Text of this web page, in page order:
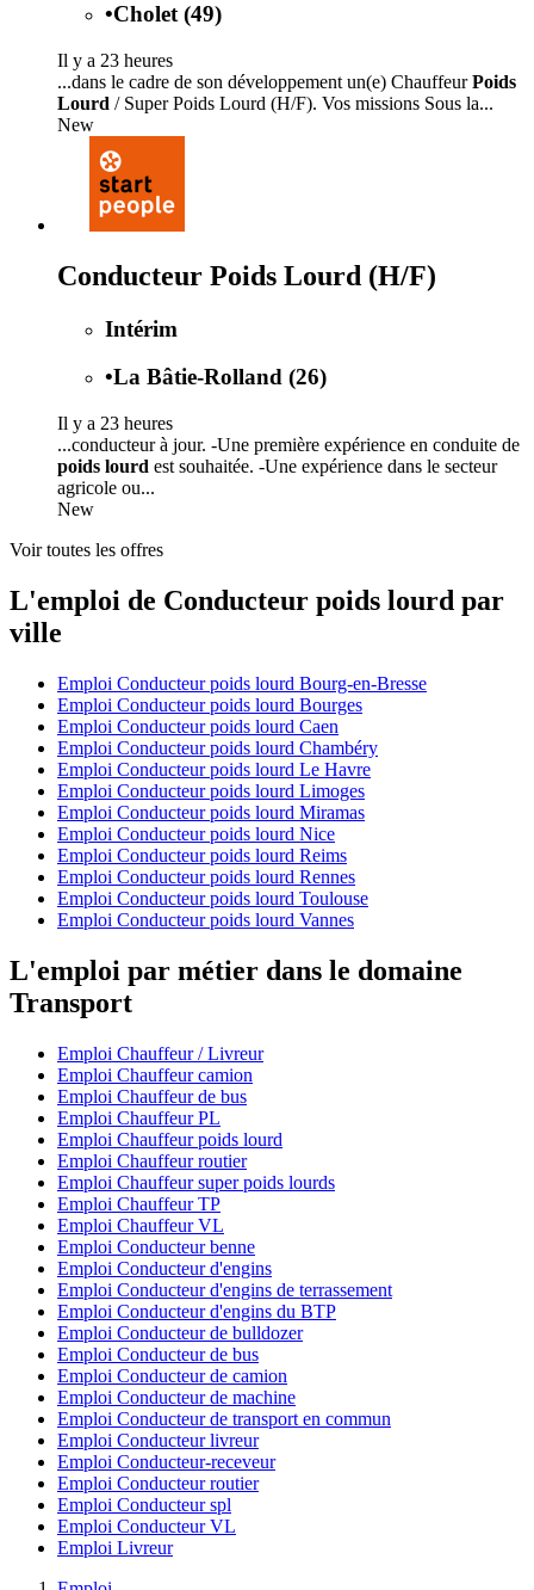
•Cholet (49)
Il y a 23 heures
...dans le cadre de son développement un(e) ChauffeurPoids
Lourd / Super Poids Lourd (H/F). Vos missions Sous la...
New
Conducteur Poids Lourd (H/F)
Intérim
•La Bâtie-Rolland (26)
Il y a 23 heures
...conducteur à jour. -Une première expérience en conduite de
poids lourd est souhaitée. -Une expérience dans le secteur
agricole ou...
New
Voir toutes les offres
L'emploi de Conducteur poids lourd par
ville
Emploi Conducteur poids lourd Bourg-en-Bresse
Emploi Conducteur poids lourd Bourges
Emploi Conducteur poids lourd Caen
Emploi Conducteur poids lourd Chambéry
Emploi Conducteur poids lourd Le Havre
Emploi Conducteur poids lourd Limoges
Emploi Conducteur poids lourd Miramas
Emploi Conducteur poids lourd Nice
Emploi Conducteur poids lourd Reims
Emploi Conducteur poids lourd Rennes
Emploi Conducteur poids lourd Toulouse
Emploi Conducteur poids lourd Vannes
L'emploi par métier dans le domaine
Transport
Emploi Chauffeur / Livreur
Emploi Chauffeur camion
Emploi Chauffeur de bus
Emploi Chauffeur PL
Emploi Chauffeur poids lourd
Emploi Chauffeur routier
Emploi Chauffeur super poids lourds
Emploi Chauffeur TP
Emploi Chauffeur VL
Emploi Conducteur benne
Emploi Conducteur d'engins
Emploi Conducteur d'engins de terrassement
Emploi Conducteur d'engins du BTP
Emploi Conducteur de bulldozer
Emploi Conducteur de bus
Emploi Conducteur de camion
Emploi Conducteur de machine
Emploi Conducteur de transport en commun
Emploi Conducteur livreur
Emploi Conducteur-receveur
Emploi Conducteur routier
Emploi Conducteur spl
Emploi Conducteur VL
Emploi Livreur